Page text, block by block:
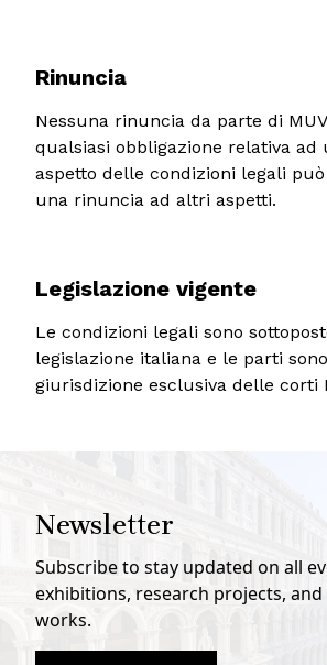
Rinuncia
Nessuna rinuncia da parte di
qualsiasi obbligazione relativa ad
aspetto delle condizioni legali
una rinuncia ad altri aspetti.
Legislazione vigente
Le condizioni legali sono
legislazione italiana e le parti
giurisdizione esclusiva delle corti
Newsletter
Subscribe to stay updated on all
exhibitions, research projects,
works.